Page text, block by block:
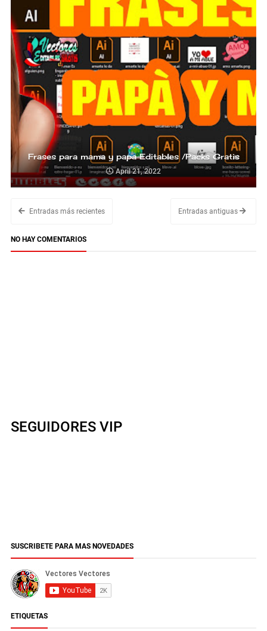
Frases para mama y papa Editables /Packs Gratis
April 21, 2022
Entradas más recientes Entradas antiguas
NO HAY COMENTARIOS
SEGUIDORES VIP
SUSCRIBETE PARA MAS NOVEDADES
ETIQUETAS